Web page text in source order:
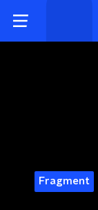
Fragment